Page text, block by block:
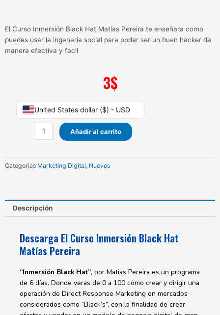
El Curso Inmersión Black Hat Matías Pereira te enseñara como
puedes usar la ingeneria social para poder ser un buen hacker de
manera efectiva y facil
3$
United States dollar ($) - USD
Curso
Inmersión
Pereira
cantidad
Añadir al carrito
Categorias Marketing Digital, Nuevos
Descripción
Descarga El Curso Inmersión Black Hat
Matías Pereira
“Inmersión Black Hat”, por Matias Pereira es un programa
de 6 días. Donde veras de 0 a 100 cómo crear y dirigir una
operación de Direct Response Marketing en mercados
considerados como “Black’s”, con la finalidad de crear